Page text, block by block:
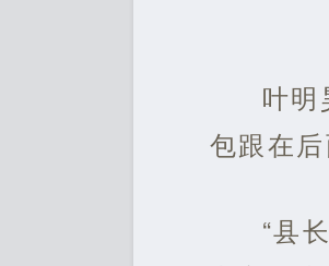
叶明
包跟在后
“县